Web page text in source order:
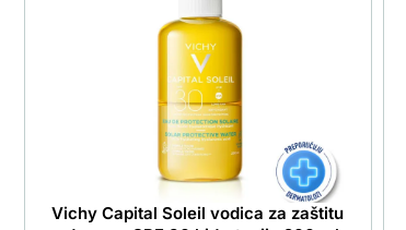
Vichy Capital Soleil vodica za zaštitu